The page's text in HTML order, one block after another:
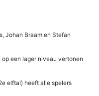
Johan Braam en Stefan
een lager niveau vertonen
elftal) heeft alle spelers